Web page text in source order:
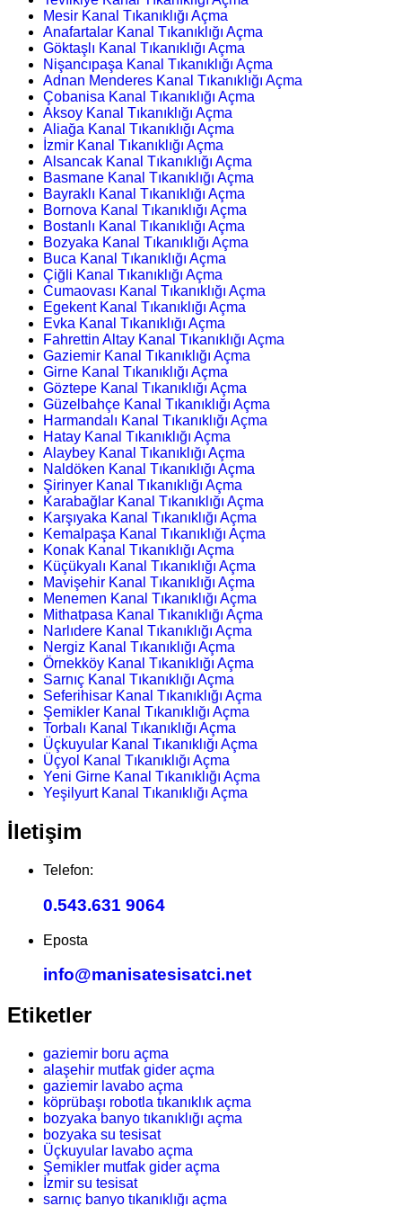
Mesir Kanal Tıkanıklığı Açma
Anafartalar Kanal Tıkanıklığı Açma
Göktaşlı Kanal Tıkanıklığı Açma
Nişancıpaşa Kanal Tıkanıklığı Açma
Adnan Menderes Kanal Tıkanıklığı Açma
Çobanisa Kanal Tıkanıklığı Açma
Aksoy Kanal Tıkanıklığı Açma
Aliağa Kanal Tıkanıklığı Açma
İzmir Kanal Tıkanıklığı Açma
Alsancak Kanal Tıkanıklığı Açma
Basmane Kanal Tıkanıklığı Açma
Bayraklı Kanal Tıkanıklığı Açma
Bornova Kanal Tıkanıklığı Açma
Bostanlı Kanal Tıkanıklığı Açma
Bozyaka Kanal Tıkanıklığı Açma
Buca Kanal Tıkanıklığı Açma
Çiğli Kanal Tıkanıklığı Açma
Cumaovası Kanal Tıkanıklığı Açma
Egekent Kanal Tıkanıklığı Açma
Evka Kanal Tıkanıklığı Açma
Fahrettin Altay Kanal Tıkanıklığı Açma
Gaziemir Kanal Tıkanıklığı Açma
Girne Kanal Tıkanıklığı Açma
Göztepe Kanal Tıkanıklığı Açma
Güzelbahçe Kanal Tıkanıklığı Açma
Harmandalı Kanal Tıkanıklığı Açma
Hatay Kanal Tıkanıklığı Açma
Alaybey Kanal Tıkanıklığı Açma
Naldöken Kanal Tıkanıklığı Açma
Şirinyer Kanal Tıkanıklığı Açma
Karabağlar Kanal Tıkanıklığı Açma
Karşıyaka Kanal Tıkanıklığı Açma
Kemalpaşa Kanal Tıkanıklığı Açma
Konak Kanal Tıkanıklığı Açma
Küçükyalı Kanal Tıkanıklığı Açma
Mavişehir Kanal Tıkanıklığı Açma
Menemen Kanal Tıkanıklığı Açma
Mithatpasa Kanal Tıkanıklığı Açma
Narlıdere Kanal Tıkanıklığı Açma
Nergiz Kanal Tıkanıklığı Açma
Örnekköy Kanal Tıkanıklığı Açma
Sarnıç Kanal Tıkanıklığı Açma
Seferihisar Kanal Tıkanıklığı Açma
Şemikler Kanal Tıkanıklığı Açma
Torbalı Kanal Tıkanıklığı Açma
Üçkuyular Kanal Tıkanıklığı Açma
Üçyol Kanal Tıkanıklığı Açma
Yeni Girne Kanal Tıkanıklığı Açma
Yeşilyurt Kanal Tıkanıklığı Açma
İletişim
Telefon:
0.543.631 9064
Eposta
info@manisatesisatci.net
Etiketler
gaziemir boru açma
alaşehir mutfak gider açma
gaziemir lavabo açma
köprübaşı robotla tıkanıklık açma
bozyaka banyo tıkanıklığı açma
bozyaka su tesisat
Üçkuyular lavabo açma
Şemikler mutfak gider açma
İzmir su tesisat
sarnıç banyo tıkanıklığı açma